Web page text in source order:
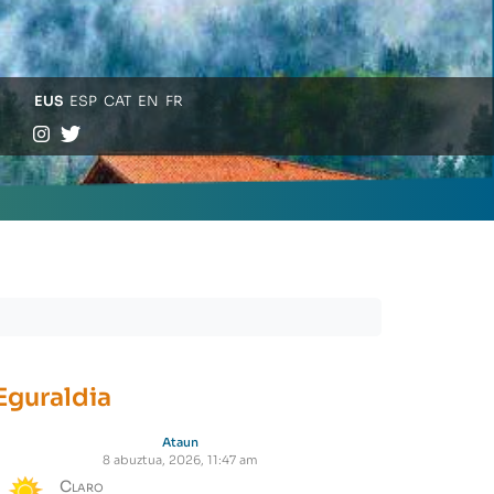
EUS ESP CAT EN FR
Ataun
8 abuztua, 2026, 11:47 am
Claro